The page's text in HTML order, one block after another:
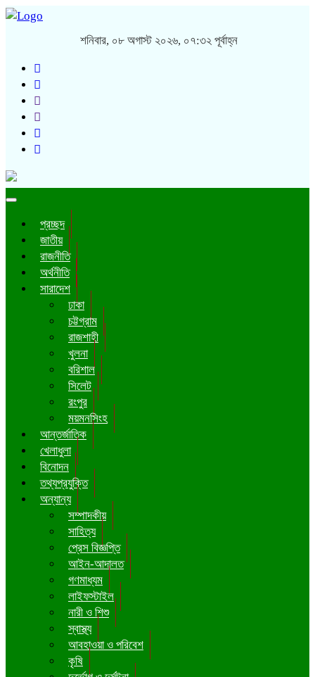
শনিবার, ০৮ অগাস্ট ২০২৬, ০৭:৩২ পূর্বাহ্ন
Toggle
প্রচ্ছদ
জাতীয়
রাজনীতি
অর্থনীতি
সারাদেশ
ঢাকা
চট্টগ্রাম
রাজশাহী
খুলনা
বরিশাল
সিলেট
রংপুর
ময়মনসিংহ
আন্তর্জাতিক
খেলাধুলা
বিনোদন
তথ্যপ্রযুক্তি
অন্যান্য
সম্পাদকীয়
সাহিত্য
প্রেস বিজ্ঞপ্তি
আইন-আদালত
গণমাধ্যম
লাইফস্টাইল
নারী ও শিশু
স্বাস্থ্য
আবহাওয়া ও পরিবেশ
কৃষি